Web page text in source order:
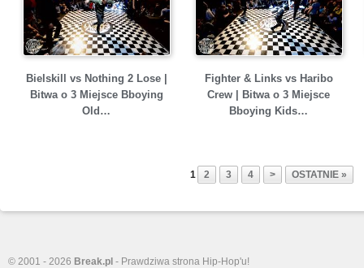
Bielskill vs Nothing 2 Lose |
Bitwa o 3 Miejsce Bboying
Old…
Fighter & Links vs Haribo
Crew | Bitwa o 3 Miejsce
Bboying Kids…
1 2 3 4 > OSTATNIE »
© 2001 - 2026 Break.pl - Prawdziwa strona Hip-Hop'u!